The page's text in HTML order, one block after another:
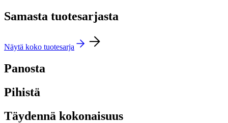
Samasta tuotesarjasta
Näytä koko tuotesarja
Panosta
Pihistä
Täydennä kokonaisuus